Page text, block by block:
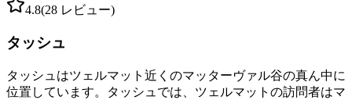
4.8(28 レビュー)
タッシュ
タッシュはツェルマット近くのマッターヴァル谷の真ん中に
位置しています。タッシュでは、ツェルマットの訪問者はマ